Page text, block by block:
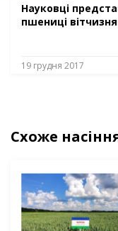
Науковці
пшениці
19 грудня 2017
Схоже